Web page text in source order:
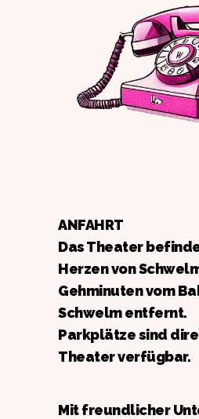
ANFAHRT
Das Theater
Herzen von
Gehminuten vom
Schwelm entfernt.
Parkplätze sind
Theater verfügbar.
Mit freundlicher